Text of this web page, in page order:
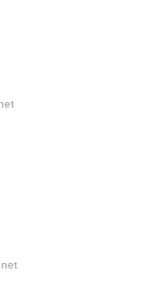
.net